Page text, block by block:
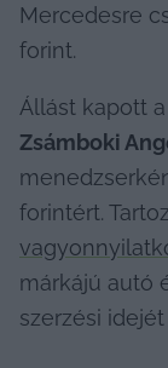
Mercedesre
forint.
Állást kapott
Zsámboki
márkájú autó
szerzési